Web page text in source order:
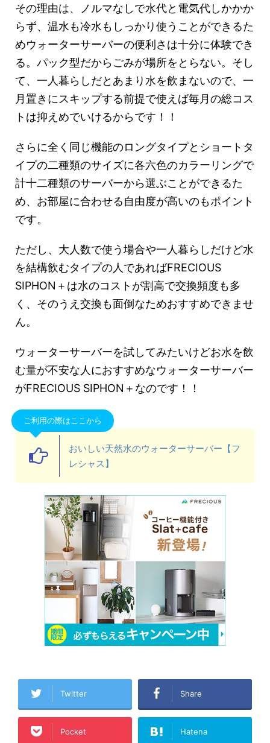
その理由は、ノルマなしで水代と電気代しかかか
らず、温水も冷水もしっかり使うことができるた
めウォーターサーバーの便利さは十分に体験でき
る。パック型だからごみが場所をとらない。そし
て、一人暮らしだとあまり水を飲まないので、一
月置きにスキップする前提で使えば毎月の総コス
トは抑えめでいけるからです！！
さらに全く同じ機能のロングタイプとショートタ
イプの二種類のサイズに各六色のカラーリングで
計十二種類のサーバーから選ぶことができるた
め、お部屋に合わせる自由度が高いのもポイント
です。
ただし、大人数で使う場合や一人暮らしだけど水
を結構飲むタイプの人であればFRECIOUS
SIPHON＋は水のコストが割高で交換頻度も多
く、そのうえ交換も面倒なためおすすめできませ
ん。
ウォーターサーバーを試してみたいけどお水を飲
む量が不安な人におすすめなウォーターサーバー
がFRECIOUS SIPHON＋なのです！！
ご利用の際はここから
おいしい天然水のウォーターサーバー【フ
レシャス】
Twitter Share
Pocket Hatena